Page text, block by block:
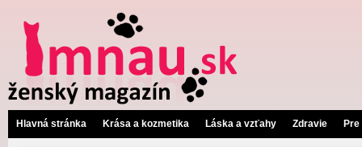
Hlavná stránka Krása a kozmetika Láska a vzťahy Zdravie